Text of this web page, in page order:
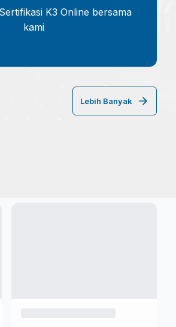
K3 Online bersama
kami
Lebih Banyak